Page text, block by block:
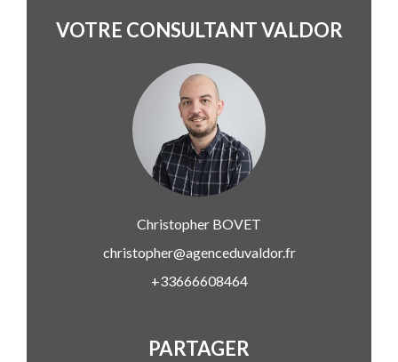
VOTRE CONSULTANT VALDOR
Christopher BOVET
christopher@agenceduvaldor.fr
+33666608464
PARTAGER